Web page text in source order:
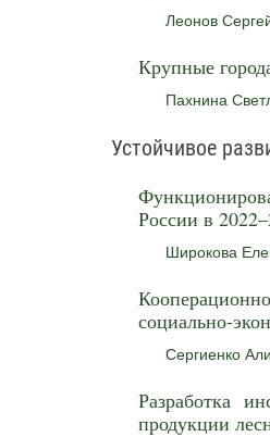
Леонов
Крупные
Пахнина
Устойчивое
России в
Широкова
социально-
Сергиенко
Разработка
продукции